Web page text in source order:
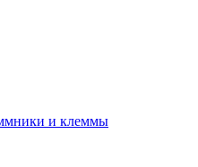
и клеммы